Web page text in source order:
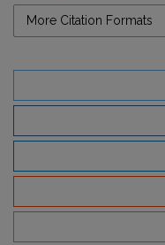
More Citation Formats